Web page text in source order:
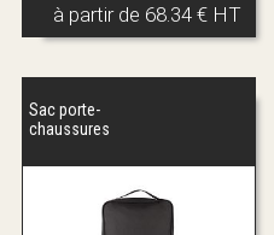
à partir de 68.34 € HT
Sac porte-
chaussures